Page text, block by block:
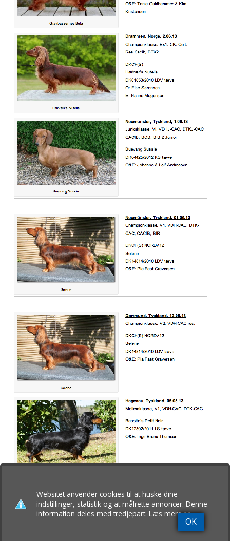
OK
Websitet anvender cookies til at huske dine
indstillinger, statistik og at målrette annoncer. Denne
information deles med tredjepart. Læs mere >>